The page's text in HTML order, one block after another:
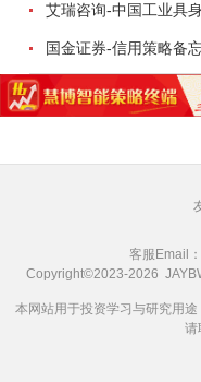
艾瑞咨询-中国工业具
国金证券-信用策略备
客服Email
Copyright©2023-2026
本网站用于投资学习与研究用
请